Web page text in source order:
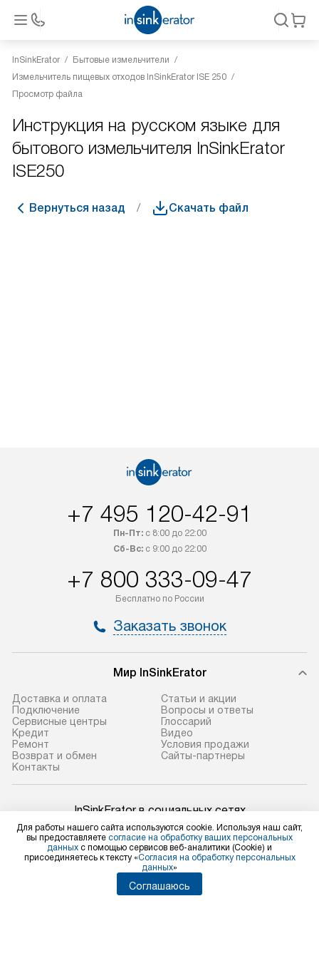
InSinkErator
Бытовые измельчители
Измельчитель пищевых отходов InSinkErator ISE 250
Просмотр файла
Инструкция на русском языке для
бытового измельчителя InSinkErator
ISE250
Вернуться назад Скачать файл
+7 495 120-42-91
Пн-Пт:с 8:00 до 22:00
Сб-Вс:с 9:00 до 22:00
+7 800 333-09-47
Бесплатно по России
Заказать звонок
Мир InSinkErator
Доставка и оплата
Подключение
Сервисные центры
Кредит
Ремонт
Возврат и обмен
Контакты
Статьи и акции
Вопросы и ответы
Глоссарий
Видео
Условия продажи
Сайты-партнеры
InSinkErator в социальных сетях
Для физических лиц
shop@insinkerator-shop.ru
Для юридических лиц
Для работы нашего сайта используются cookie. Используя наш сайт,
вы предоставляете согласие на обработку ваших персональных
данных с помощью сервисов веб-аналитики (Cookie) и
присоединяетесь к тексту «Согласия на обработку персональных
данных»
Соглашаюсь